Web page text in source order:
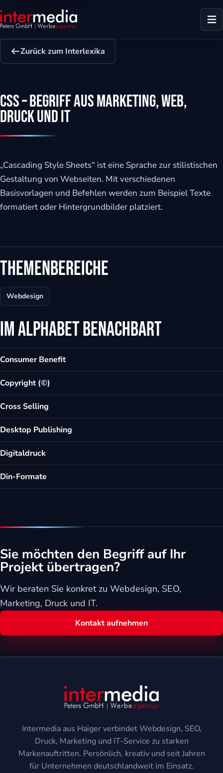
Zurück zum Interlexika
CSS – Begriff aus Marketing, Web,
Druck und IT
„Cascading Style Sheets“ ist eine Sprache zur stilistischen
Gestaltung von Webseiten. Mit verschiedenen
Basisvorlagen und Befehlen werden zum Beispiel Texte
formatiert oder Hintergrundbilder platziert.
Themenbereiche
Webdesign
Im Alphabet benachbart
Consumer Benefit
Copyright (©)
Cross Selling
Desktop Publishing
Digitaldruck
Din-Formate
Sie möchten den Begriff auf Ihr
Projekt übertragen?
Wir beraten Sie konkret zu Webdesign, SEO,
Marketing, Druck und IT.
Kontakt aufnehmen
Intermedia aus Haiger verbindet Webdesign, SEO,
Druck, Marketing und IT-Service zu starken
Markenauftritten. Persönlich, kreativ und seit Jahren
für Unternehmen deutschlandweit im Einsatz.